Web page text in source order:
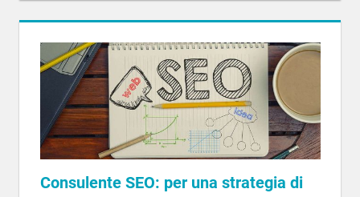
Consulente SEO: per una strategia di